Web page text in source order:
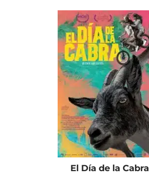
El Día de la Cabra